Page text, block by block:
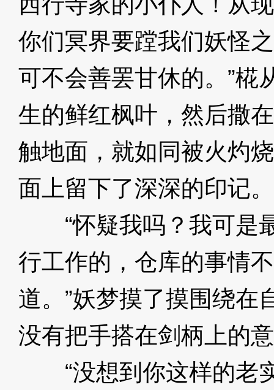
你们冥界要蹚我们妖怪
可不会善罢甘休的。”椛
生的鲜红枫叶，然后撒
触地面，就如同被火灼
面上留下了深深的印记。
“怀疑我吗？我可是
行工作的，仓库的事情
道。”妖梦摸了摸围绕在
没有把手搭在剑柄上的
“没想到你这样的老